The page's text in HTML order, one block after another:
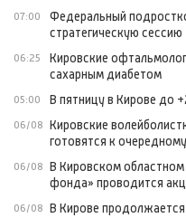
07:00
Федеральный
стратегическую сессию
06:25
Кировские
сахарным диабетом
05:00 В пятницу в Кирове до
06/08 Кировские
готовятся к
06/08 В Кировском
фонда» проводится
06/08 В Кирове